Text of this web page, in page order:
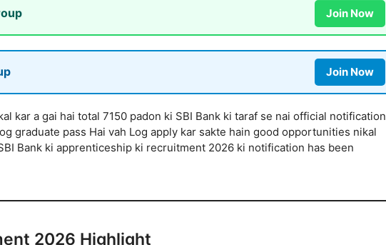
Join Now
Join Now
kar a gai hai total 7150 padon ki SBI Bank ki taraf se nai official notification
graduate pass Hai vah Log apply kar sakte hain good opportunities nikal
Bank ki apprenticeship ki recruitment 2026 ki notification has been
2026 Highlight